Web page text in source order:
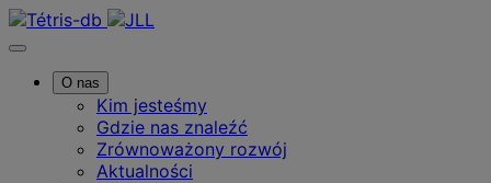
O nas
Kim jesteśmy
Gdzie nas znaleźć
Zrównoważony rozwój
Aktualności